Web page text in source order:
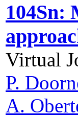
104Sn:
Virtual
P.
A.